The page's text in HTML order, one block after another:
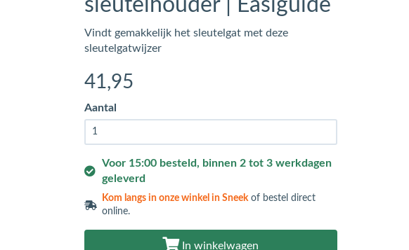
sleutelhouder | Easiguide
Vindt gemakkelijk het sleutelgat met deze
sleutelgatwijzer
41,95
Aantal
Voor 15:00 besteld, binnen 2 tot 3 werkdagen
geleverd
Kom langs in onze winkel in Sneekof bestel direct
online.
In winkelwagen